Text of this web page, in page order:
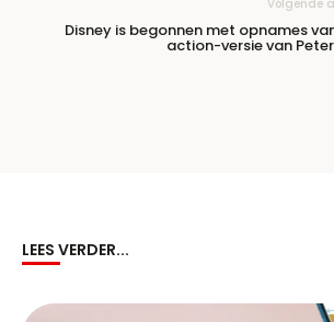
Volgende
Disney is begonnen met opnames
action-versie van
LEES VERDER...